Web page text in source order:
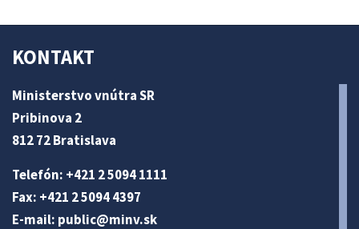
KONTAKT
Ministerstvo vnútra SR
Pribinova 2
812 72 Bratislava
Telefón: +421 2 5094 1111
Fax: +421 2 5094 4397
E-mail: public@minv.sk